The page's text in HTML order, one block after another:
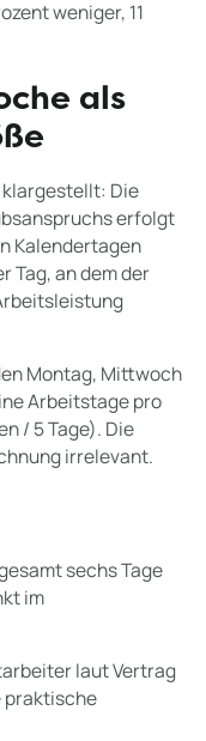
weniger, 11
als
Die
erfolgt
Kalendertagen
Tag, an dem der
Montag, Mittwoch
Arbeitstage pro
/ 5 Tage). Die
irrelevant.
sechs Tage
im
laut Vertrag
praktische